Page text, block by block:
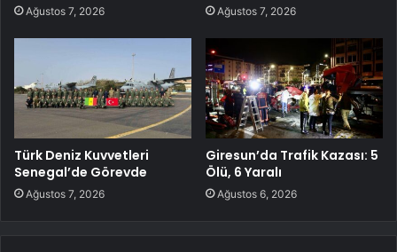
Ağustos 7, 2026 Ağustos 7, 2026
Türk Deniz Kuvvetleri
Senegal’de Görevde
Ağustos 7, 2026
Giresun’da Trafik Kazası: 5
Ölü, 6 Yaralı
Ağustos 6, 2026